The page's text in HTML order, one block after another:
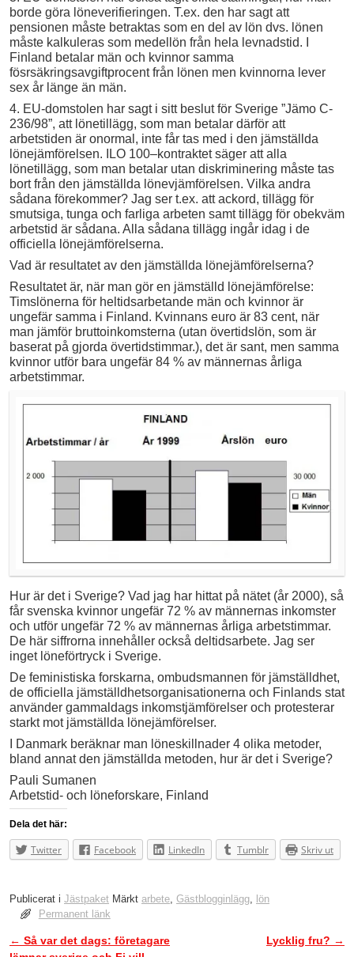
borde göra löneverifieringen. T.ex. den har sagt att
pensionen måste betraktas som en del av lön dvs. lönen
måste kalkuleras som medellön från hela levnadstid. I
Finland betalar män och kvinnor samma
fösrsäkringsavgiftprocent från lönen men kvinnorna lever
sex år länge än män.
4. EU-domstolen har sagt i sitt beslut för Sverige ”Jämo C-
236/98”, att lönetillägg, som man betalar därför att
arbetstiden är onormal, inte får tas med i den jämställda
lönejämförelsen. ILO 100–kontraktet säger att alla
lönetillägg, som man betalar utan diskriminering måste tas
bort från den jämställda lönevjämförelsen. Vilka andra
sådana förekommer? Jag ser t.ex. att ackord, tillägg för
smutsiga, tunga och farliga arbeten samt tillägg för obekväm
arbetstid är sådana. Alla sådana tillägg ingår idag i de
officiella lönejämförelserna.
Vad är resultatet av den jämställda lönejämförelserna?
Resultatet är, när man gör en jämställd lönejämförelse:
Timslönerna för heltidsarbetande män och kvinnor är
ungefär samma i Finland. Kvinnans euro är 83 cent, när
man jämför bruttoinkomsterna (utan övertidslön, som är
baserat på gjorda övertidstimmar.), det är sant, men samma
kvinnor utför bara ungefär 84 % av männernas årliga
arbetstimmar.
Hur är det i Sverige? Vad jag har hittat på nätet (år 2000), så
får svenska kvinnor ungefär 72 % av männernas inkomster
och utför ungefär 72 % av männernas årliga arbetstimmar.
De här siffrorna innehåller också deltidsarbete. Jag ser
inget löneförtryck i Sverige.
De feministiska forskarna, ombudsmannen för jämställdhet,
de officiella jämställdhetsorganisationerna och Finlands stat
använder gammaldags inkomstjämförelser och protesterar
starkt mot jämställda lönejämförelser.
I Danmark beräknar man löneskillnader 4 olika metoder,
bland annat den jämställda metoden, hur är det i Sverige?
Pauli Sumanen
Arbetstid- och löneforskare, Finland
Dela det här:
Twitter Facebook LinkedIn Tumblr Skriv ut
Publicerat i Jästpaket Märkt arbete Gästblogginlägg lön
Permanent länk
Inläggsnavigering
← Så var det dags: företagare
Lycklig fru? →